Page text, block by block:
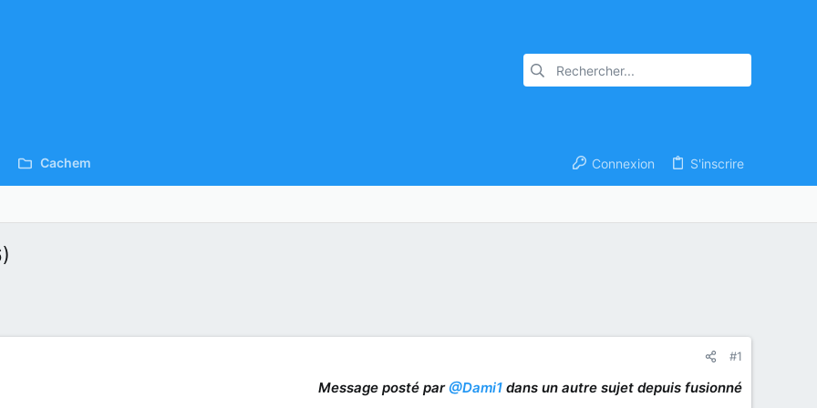
Cachem Connexion S'inscrire
#1
Message posté par@Dami1 dans un autre sujet depuis fusionné